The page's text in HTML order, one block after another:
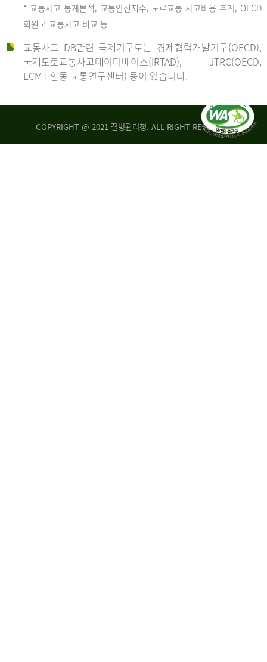
* 교통사고 통계분석, 교통안전지수, 도로교통 사고비용 추계, OECD
회원국 교통사고 비교 등
교통사고 DB관련 국제기구로는 경제협력개발기구(OECD),
국제도로교통사고데이터베이스(IRTAD), JTRC(OECD,
ECMT 합동 교통연구센터) 등이 있습니다.
COPYRIGHT @ 2021 질병관리청. ALL RIGHT RESERVED